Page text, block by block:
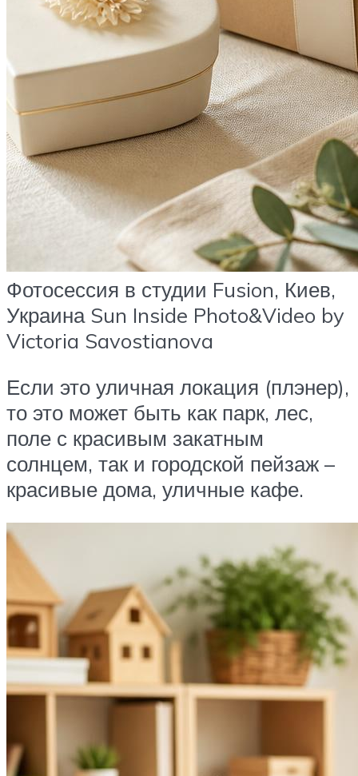
Фотосессия в студии Fusion, Киев,
Украина Sun Inside Photo&Video by
Victoria Savostianova
Если это уличная локация (плэнер),
то это может быть как парк, лес,
поле с красивым закатным
солнцем, так и городской пейзаж –
красивые дома, уличные кафе.